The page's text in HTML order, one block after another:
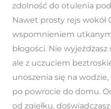
zdolność do otulenia
Nawet prosty rejs wokół
wspomnieniem utkanym
błogości. Nie
ale z uczuciem
unoszenia się na
po powrocie do domu.
od zgiełku,